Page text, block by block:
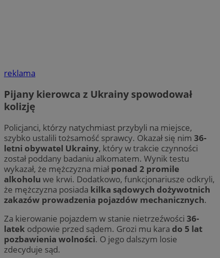
reklama
Pijany kierowca z Ukrainy spowodował
kolizję
Policjanci, którzy natychmiast przybyli na miejsce,
szybko ustalili tożsamość sprawcy. Okazał się nim 36-
letni obywatel Ukrainy, który w trakcie czynności
został poddany badaniu alkomatem. Wynik testu
wykazał, że mężczyzna miałponad 2 promile
alkoholu we krwi. Dodatkowo, funkcjonariusze odkryli,
że mężczyzna posiada kilka sądowych dożywotnich
zakazów prowadzenia pojazdów mechanicznych.
Za kierowanie pojazdem w stanie nietrzeźwości 36-
latek odpowie przed sądem. Grozi mu kara do 5 lat
pozbawienia wolności. O jego dalszym losie
zdecyduje sąd.